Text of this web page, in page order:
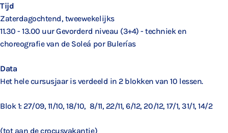
Tijd
Zaterdagochtend, tweewekelijks
11.30 - 13.00 uur Gevorderd niveau (3+4) - techniek en
choreografie van de Soleá por Bulerías
Data
Het hele cursusjaar is verdeeld in 2 blokken van 10 lessen.
Blok 1: 27/09, 11/10, 18/10, 8/11, 22/11, 6/12, 20/12, 17/1, 31/1, 14/2
(tot aan de crocusvakantie)